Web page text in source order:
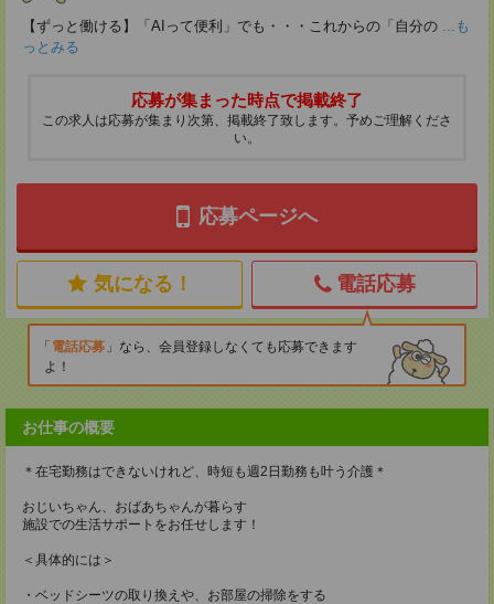
【ずっと働ける】「AIって便利」でも・・・これからの「自分の ...も
っとみる
応募が集まった時点で掲載終了
この求人は応募が集まり次第、掲載終了致します。予めご理解くださ
い。
応募ページへ
気になる！ 電話応募
電話応募
なら、会員登録しなくても応募できます
よ！
お仕事の概要
＊在宅勤務はできないけれど、時短も週2日勤務も叶う介護＊
おじいちゃん、おばあちゃんが暮らす
施設での生活サポートをお任せします！
＜具体的には＞
・ベッドシーツの取り換えや、お部屋の掃除をする